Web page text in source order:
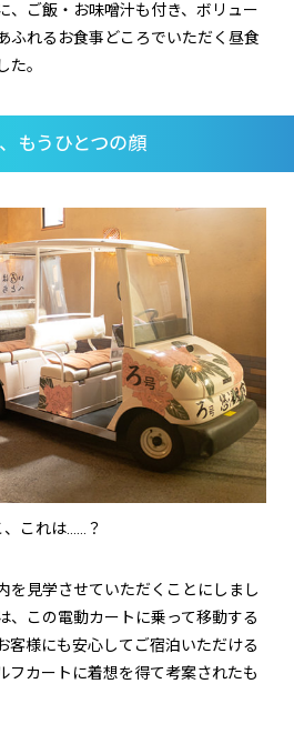
、ご飯・お味噌汁も付き、ボリュー
ふれるお食事どころでいただく昼食
た。
もうひとつの顔
、これは……？
を見学させていただくことにしまし
この電動カートに乗って移動する
客様にも安心してご宿泊いただける
フカートに着想を得て考案されたも